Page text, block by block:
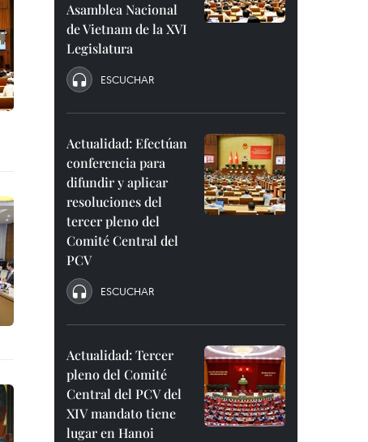
Asamblea Nacional
de Vietnam de la XVI
Legislatura
ESCUCHAR
Actualidad: Efectúan
conferencia para
difundir y aplicar
resoluciones del
tercer pleno del
Comité Central del
PCV
ESCUCHAR
Actualidad: Tercer
pleno del Comité
Central del PCV del
XIV mandato tiene
lugar en Hanoi